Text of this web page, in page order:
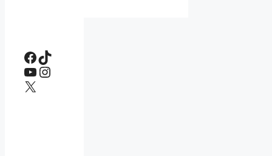
Facebook
TikTok
YouTube
Instagram
X